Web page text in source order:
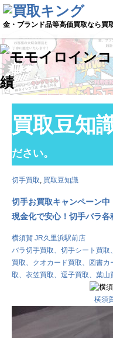
金・ブランド品等高価買取なら買
買取豆知
ださい。
切手買取, 買取豆知識
切手お買取キャンペーン
現金化で安心！切手バラ各
横須賀 JR久里浜駅前店
バラ切手買取、 切手シート買取、
買取、クオカード買取、図書
取、衣笠買取、逗子買取、葉山
横須